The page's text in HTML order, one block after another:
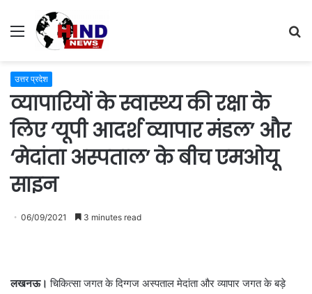
Menu
उत्तर प्रदेश
व्यापारियों के स्वास्थ्य की रक्षा के
लिए ‘यूपी आदर्श व्यापार मंडल’ और
‘मेदांता अस्पताल’ के बीच एमओयू
साइन
06/09/2021 3 minutes read
लखनऊ। चिकित्सा जगत के दिग्गज अस्पताल मेदांता और व्यापार जगत के बड़े